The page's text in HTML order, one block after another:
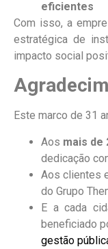
eficientes
Com isso, a
estratégica de
impacto social
Este marco de 31
Aos mais de
dedicação
Aos clientes
do Grupo
E a cada
beneficiado
gestão